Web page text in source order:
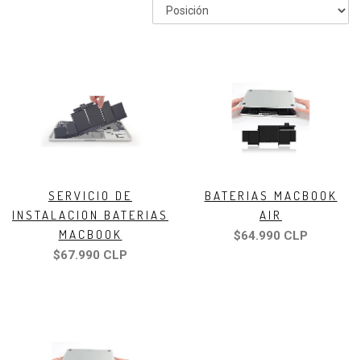
SERVICIO DE
INSTALACION BATERIAS
MACBOOK
$67.990 CLP
BATERIAS MACBOOK
AIR
$64.990 CLP